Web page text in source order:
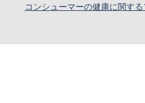
コンシューマーの健康に関す